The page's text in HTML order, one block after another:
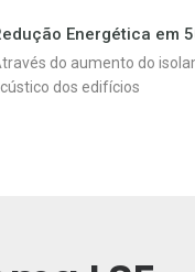
Energética em
do aumento do
dos edifícios